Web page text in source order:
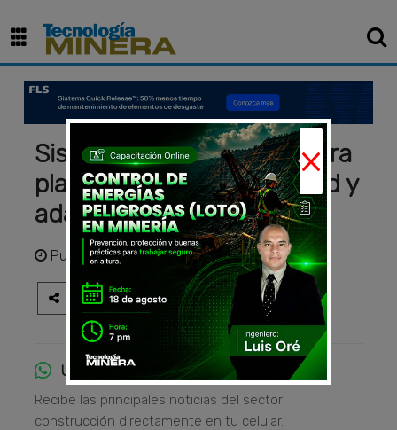
Sistemas de andamiaje para
plantas mineras: seguridad y
adaptabilidad
Publicadohace 1 año
Únete al canal de WhatsApp
Recibe las principales noticias del sector
construcción directamente en tu celular.
×